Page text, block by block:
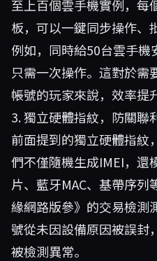
至上百個雲手機實例，每
板，可以一鍵同步操作、
例如，同時給50台雲手機
只需一次操作。這對於需
帳號的玩家來說，效率提
3. 獨立硬體指紋，防關聯
前面提到的獨立硬體指紋
們不僅隨機生成IMEI，還
片、藍牙MAC、基帶序
緣網路版參》的交易檢測
號從未因設備原因被誤封
被檢測異常。